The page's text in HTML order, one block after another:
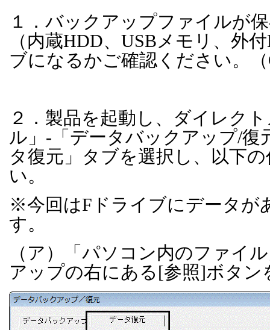
１．バックアップファイルが
（内蔵HDD、 USB メモリ、外付
ブになるかご確認ください。（
２．製品を起動し、ダイレク
ル」 - 「データバックアップ/復
タ復元」タブを選択し、以下
い。
※今回はF ドライブにデータが
す。
（ア）「パソコン内のファイ
アップの右にある [参照]ボタン